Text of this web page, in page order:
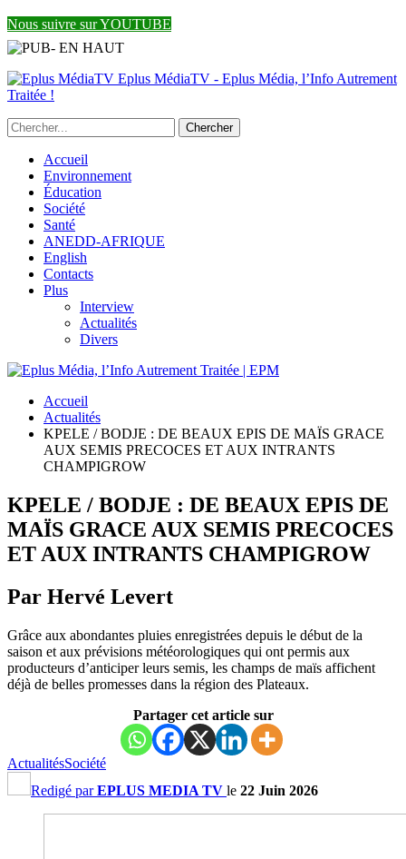
Nous suivre sur YOUTUBE
Eplus MédiaTV - Eplus Média, l’Info Autrement
Traitée !
Accueil
Environnement
Éducation
Société
Santé
ANEDD-AFRIQUE
English
Contacts
Plus
Interview
Actualités
Divers
Accueil
Actualités
KPELE / BODJE : DE BEAUX EPIS DE MAÏS GRACE
AUX SEMIS PRECOCES ET AUX INTRANTS
CHAMPIGROW
KPELE / BODJE : DE BEAUX EPIS DE
MAÏS GRACE AUX SEMIS PRECOCES
ET AUX INTRANTS CHAMPIGROW
Par Hervé Levert
Grâce aux abondantes pluies enregistrées depuis le début de la
saison et aux prévisions météorologiques qui ont permis aux
producteurs d’anticiper leurs semis, les champs de maïs affichent
déjà de belles promesses dans la région des Plateaux.
Partager cet article sur
ActualitésSociété
Redigé parEPLUS MEDIA TV le 22 Juin 2026